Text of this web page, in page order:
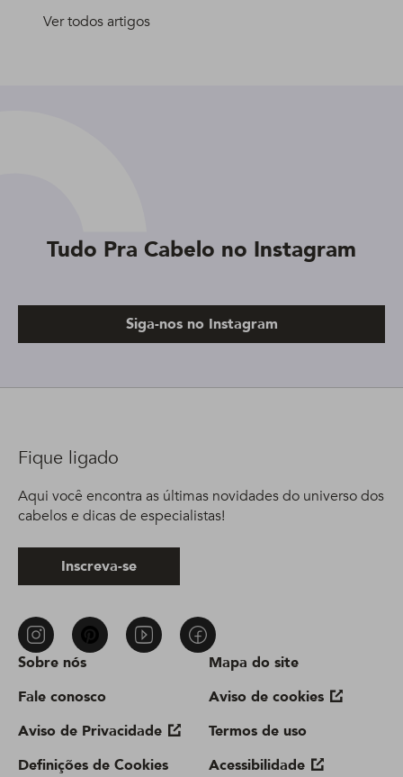
Ver todos artigos
Tudo Pra Cabelo no Instagram
Siga-nos no Instagram
Sobre nós
Fale conosco
Aviso de Privacidade
Definições de Cookies
Mapa do site
Aviso de cookies
Termos de uso
Acessibilidade
Fique ligado
Aqui você encontra as últimas novidades do universo dos
cabelos e dicas de especialistas!
Inscreva-se